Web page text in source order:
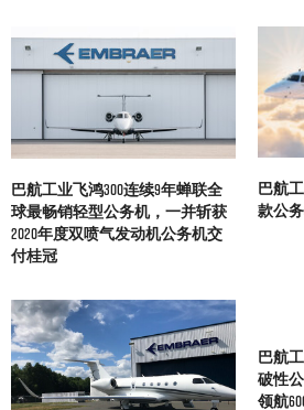
巴航工业飞鸿300连续9年蝉联全
球最畅销轻型公务机，一并斩获
2020年度双喷气发动机公务机交
付桂冠
巴航
款公
巴航
破性
领航